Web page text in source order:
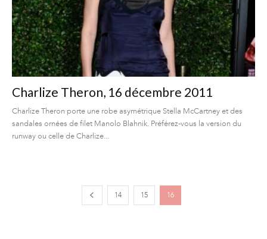
Charlize Theron, 16 décembre 2011
Charlize Theron porte une robe asymétrique Stella McCartney et des
sandales ornées de filet Manolo Blahnik. Préférez-vous la version du
runway ou celle de Charlize...
14 15 16